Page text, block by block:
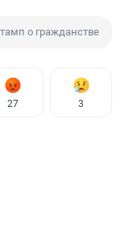
о гражданстве
27 3